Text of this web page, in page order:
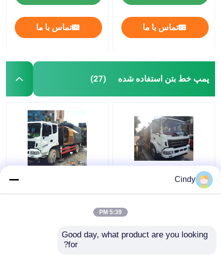
تاور کرین بازسازی شده
جرثقیل خزنده استفاده شده
کامیون کمپرسی دست دوم
بیل مکانیکی استفاده شده
تماس با ما تماس با ما
پمپ خط بتن استفاده شده (27)
موتور پمپ بتن
SYM1161T DFL1120B
Chassis 9~18Mpa
Cindy
5:39 PM
Good day, what product are you looking
for?